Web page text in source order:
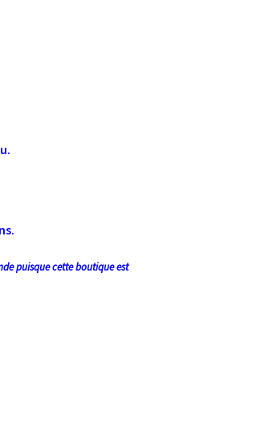
puisque cette boutique est